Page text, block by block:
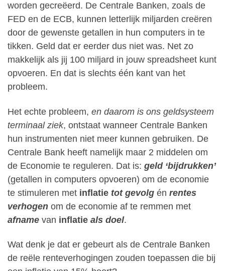
worden gecreëerd. De Centrale Banken, zoals de
FED en de ECB, kunnen letterlijk miljarden creëren
door de gewenste getallen in hun computers in te
tikken. Geld dat er eerder dus niet was. Net zo
makkelijk als jij 100 miljard in jouw spreadsheet kunt
opvoeren. En dat is slechts één kant van het
probleem.
Het echte probleem, en daarom is ons geldsysteem
terminaal ziek, ontstaat wanneer Centrale Banken
hun instrumenten niet meer kunnen gebruiken. De
Centrale Bank heeft namelijk maar 2 middelen om
de Economie te reguleren. Dat is: geld ‘bijdrukken’
(getallen in computers opvoeren) om de economie
te stimuleren met inflatie tot gevolg én rentes
verhogen om de economie af te remmen met
afname van inflatie als doel.
Wat denk je dat er gebeurt als de Centrale Banken
de reële renteverhogingen zouden toepassen die bij